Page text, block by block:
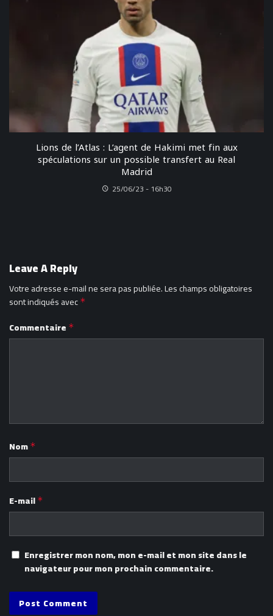
Lions de l’Atlas : L’agent de Hakimi met fin aux
spéculations sur un possible transfert au Real
Madrid
25/06/23 - 16h30
Leave A Reply
Votre adresse e-mail ne sera pas publiée.Les champs obligatoires
sont indiqués avec *
Commentaire *
Nom *
E-mail *
Enregistrer mon nom, mon e-mail et mon site dans le
navigateur pour mon prochain commentaire.